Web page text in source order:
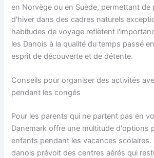
en Norvège ou en Suède, permettant
d'hiver dans des cadres naturels
habitudes de voyage reflètent
les Danois à la qualité du temps passé
esprit de découverte et de détente.
Conseils pour organiser des activités
pendant les congés
Pour les parents qui ne partent pas en
Danemark offre une multitude d'options
enfants pendant les vacances scolaires.
danois prévoit des centres aérés qui